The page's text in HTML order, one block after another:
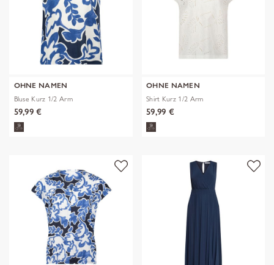
OHNE NAMEN
Bluse Kurz 1/2 Arm
59,99 €
OHNE NAMEN
Shirt Kurz 1/2 Arm
59,99 €